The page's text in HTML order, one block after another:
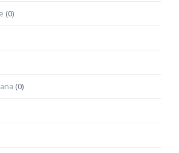
(0)
(0)